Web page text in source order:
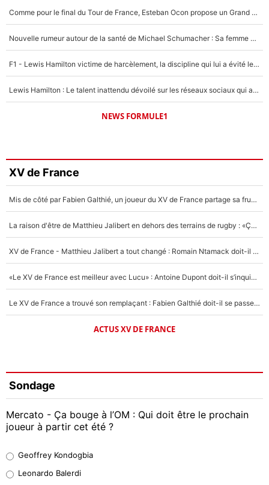
Comme pour le final du Tour de France, Esteban Ocon propose un Grand Prix de Formule 1 à Paris : «Autour de l’Arc de Triomphe, ce serait génial» !
Nouvelle rumeur autour de la santé de Michael Schumacher : Sa femme Corinna sort du silence
F1 - Lewis Hamilton victime de harcèlement, la discipline qui lui a évité le pire : «J'aurais probablement mal tourné»
Lewis Hamilton : Le talent inattendu dévoilé sur les réseaux sociaux qui a impressionné Kim Kardashian pendant leurs vacances en amoureux !
NEWS FORMULE1
XV de France
Mis de côté par Fabien Galthié, un joueur du XV de France partage sa frustration : «ils ne me l’ont pas dit tout de suite»
La raison d'être de Matthieu Jalibert en dehors des terrains de rugby : «Ça m'atteint autant que si tu touches à un membre de ma famille»
XV de France - Matthieu Jalibert a tout changé : Romain Ntamack doit-il s’inquiéter pour sa place à un an de la Coupe du monde ?
«Le XV de France est meilleur avec Lucu» : Antoine Dupont doit-il s’inquiéter pour sa place ?
Le XV de France a trouvé son remplaçant : Fabien Galthié doit-il se passer d'Antoine Dupont ?
ACTUS XV DE FRANCE
Sondage
Mercato - Ça bouge à l’OM : Qui doit être le prochain
joueur à partir cet été ?
38%
Geoffrey Kondogbia
Leonardo Balerdi